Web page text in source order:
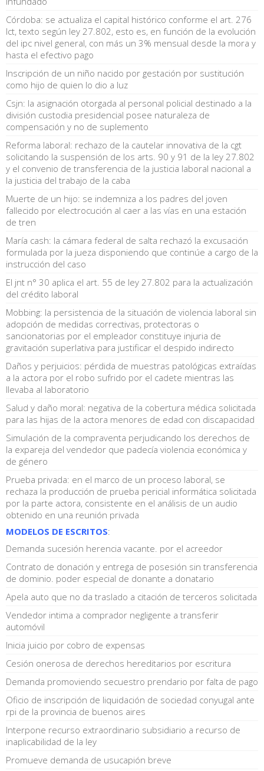
Córdoba: se actualiza el capital histórico conforme el art. 276
lct, texto según ley 27.802, esto es, en función de la evolución
del ipc nivel general, con más un 3% mensual desde la mora y
hasta el efectivo pago
Inscripción de un niño nacido por gestación por sustitución
como hijo de quien lo dio a luz
Csjn: la asignación otorgada al personal policial destinado a la
división custodia presidencial posee naturaleza de
compensación y no de suplemento
Reforma laboral: rechazo de la cautelar innovativa de la cgt
solicitando la suspensión de los arts. 90 y 91 de la ley 27.802
y el convenio de transferencia de la justicia laboral nacional a
la justicia del trabajo de la caba
Muerte de un hijo: se indemniza a los padres del joven
fallecido por electrocución al caer a las vías en una estación
de tren
María cash: la cámara federal de salta rechazó la excusación
formulada por la jueza disponiendo que continúe a cargo de la
instrucción del caso
El jnt n° 30 aplica el art. 55 de ley 27.802 para la actualización
del crédito laboral
Mobbing: la persistencia de la situación de violencia laboral sin
adopción de medidas correctivas, protectoras o
sancionatorias por el empleador constituye injuria de
gravitación superlativa para justificar el despido indirecto
Daños y perjuicios: pérdida de muestras patológicas extraídas
a la actora por el robo sufrido por el cadete mientras las
llevaba al laboratorio
Salud y daño moral: negativa de la cobertura médica solicitada
para las hijas de la actora menores de edad con discapacidad
Simulación de la compraventa perjudicando los derechos de
la expareja del vendedor que padecía violencia económica y
de género
Prueba privada: en el marco de un proceso laboral, se
rechaza la producción de prueba pericial informática solicitada
por la parte actora, consistente en el análisis de un audio
obtenido en una reunión privada
MODELOS DE ESCRITOS:
Demanda sucesión herencia vacante. por el acreedor
Contrato de donación y entrega de posesión sin transferencia
de dominio. poder especial de donante a donatario
Apela auto que no da traslado a citación de terceros solicitada
Vendedor intima a comprador negligente a transferir
automóvil
Inicia juicio por cobro de expensas
Cesión onerosa de derechos hereditarios por escritura
Demanda promoviendo secuestro prendario por falta de pago
Oficio de inscripción de liquidación de sociedad conyugal ante
rpi de la provincia de buenos aires
Interpone recurso extraordinario subsidiario a recurso de
inaplicabilidad de la ley
Promueve demanda de usucapión breve